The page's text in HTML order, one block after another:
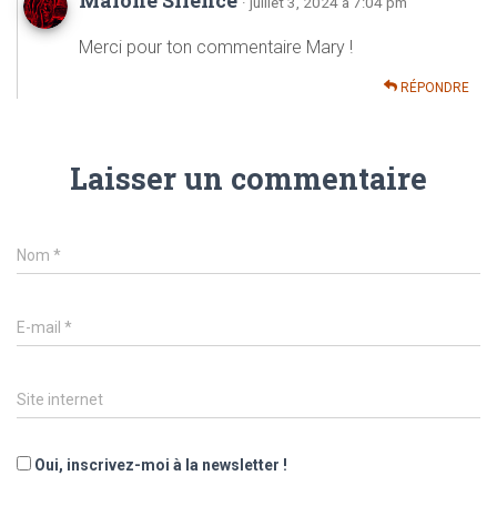
Merci pour ton commentaire Mary !
RÉPONDRE
Laisser un commentaire
Nom *
E-mail *
Site internet
Oui, inscrivez-moi à la newsletter !